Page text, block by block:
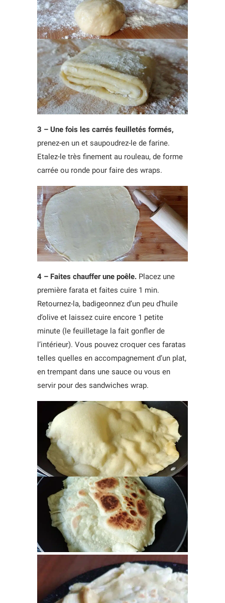
3 – Une fois les carrés feuilletés formés,
prenez-en un et saupoudrez-le de farine.
Etalez-le très finement au rouleau, de forme
carrée ou ronde pour faire des wraps.
4 – Faites chauffer une poêle. Placez une
première farata et faites cuire 1 min.
Retournez-la, badigeonnez d’un peu d’huile
d’olive et laissez cuire encore 1 petite
minute (le feuilletage la fait gonfler de
l’intérieur). Vous pouvez croquer ces faratas
telles quelles en accompagnement d’un plat,
en trempant dans une sauce ou vous en
servir pour des sandwiches wrap.